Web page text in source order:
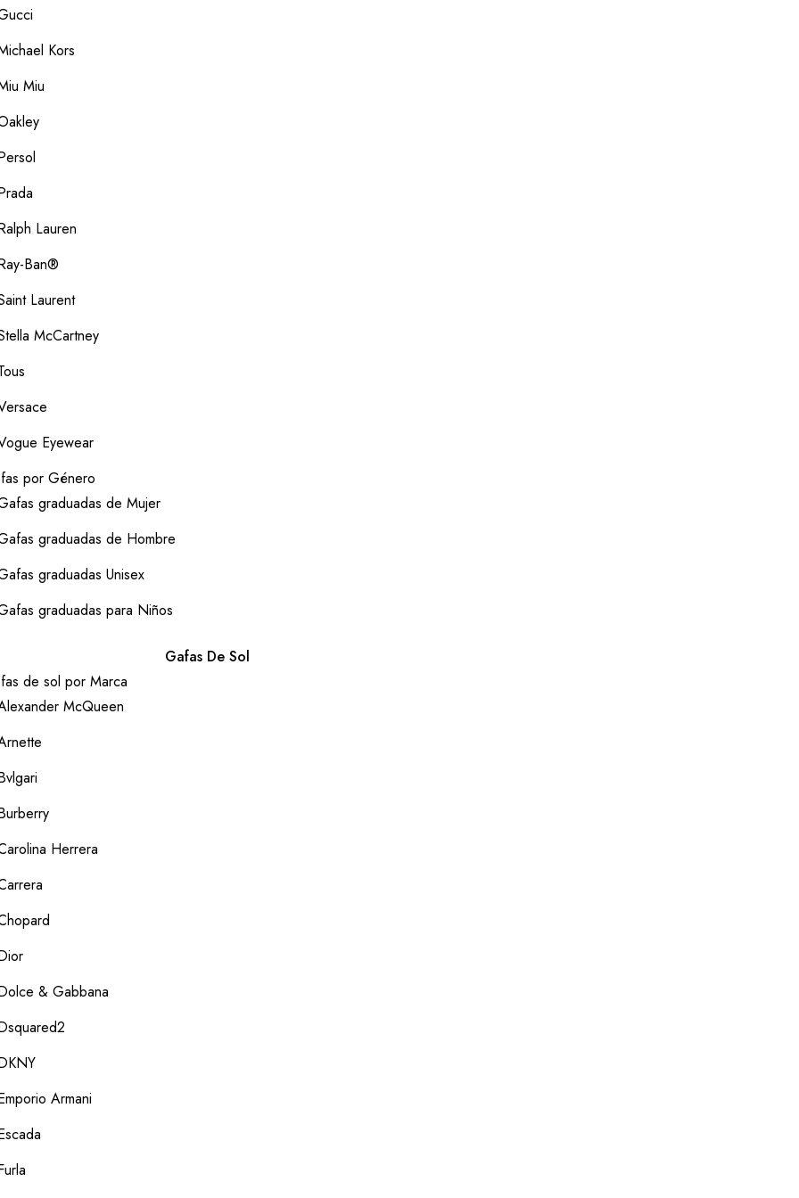
Kors
Miu
Lauren
Ban®
Laurent
McCartney
Eyewear
por Género
graduadas de Mujer
graduadas de Hombre
graduadas Unisex
graduadas para Niños
Gafas De Sol
de sol por Marca
McQueen
Herrera
& Gabbana
Armani